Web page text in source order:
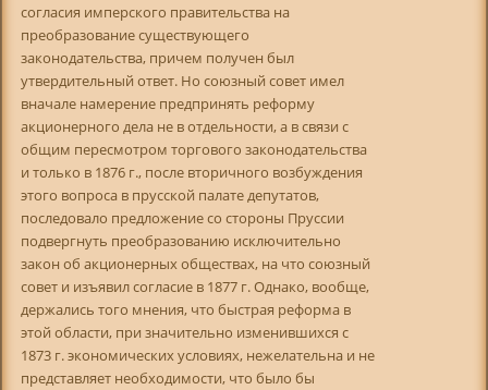
согласия имперского правительства на
преобразование существующего
законодательства, причем получен был
утвердительный ответ. Но союзный совет имел
вначале намерение предпринять реформу
акционерного дела не в отдельности, а в связи с
общим пересмотром торгового законодательства
и только в 1876 г., после вторичного возбуждения
этого вопроса в прусской палате депутатов,
последовало предложение со стороны Пруссии
подвергнуть преобразованию исключительно
закон об акционерных обществах, на что союзный
совет и изъявил согласие в 1877 г. Однако, вообще,
держались того мнения, что быстрая реформа в
этой области, при значительно изменившихся с
1873 г. экономических условиях, нежелательна и не
представляет необходимости, что было бы